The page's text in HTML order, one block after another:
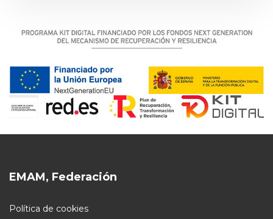
EMAM, Federación
Política de cookies